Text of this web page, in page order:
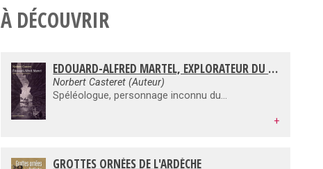
À DÉCOUVRIR
EDOUARD-ALFRED MARTEL, EXPLORATEUR DU MONDE SOUTERRAIN
Norbert Casteret (Auteur)
Spéléologue, personnage inconnu du grand public, mais absolument fascinant.Les qualités de cet homme sont étonnantes.
+
GROTTES ORNÉES DE L'ARDÈCHE